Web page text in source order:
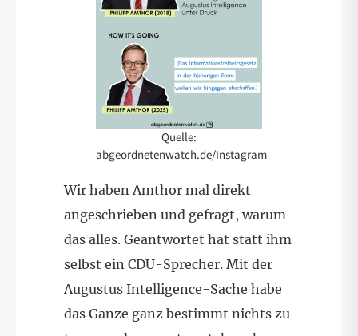
Quelle:
abgeordnetenwatch.de/Instagram
Wir haben Amthor mal direkt
angeschrieben und gefragt, warum
das alles. Geantwortet hat statt ihm
selbst ein CDU-Sprecher. Mit der
Augustus Intelligence-Sache habe
das Ganze ganz bestimmt nichts zu